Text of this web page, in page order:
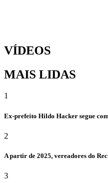
VÍDEOS
MAIS LIDAS
1
Ex-prefeito Hildo Hacker segue
2
A partir de 2025, vereadores do
3